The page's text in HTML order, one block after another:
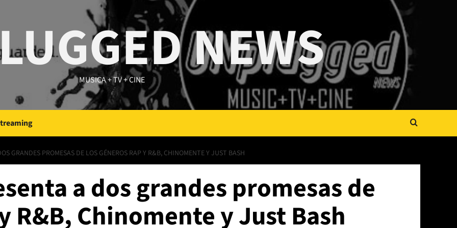
NEWS
MUSICA + TV + CINE
GRANDES PROMESAS DE LOS GÉNEROS RAP Y R&B, CHINOMENTE Y JUST BASH
a dos grandes promesas de
R&B, Chinomente y Just Bash